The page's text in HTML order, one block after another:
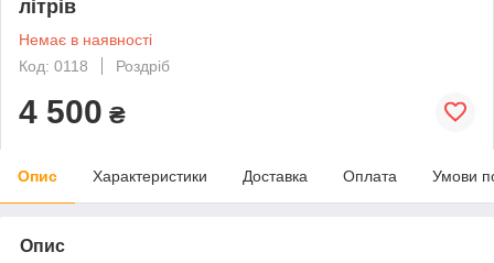
літрів
Немає в наявності
Код: 0118
Роздріб
4 500 ₴
Опис Характеристики Доставка Оплата Умови
Опис